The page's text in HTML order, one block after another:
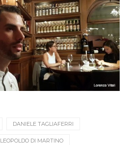
DANIELE TAGLIAFERRI
LEOPOLDO DI MARTINO